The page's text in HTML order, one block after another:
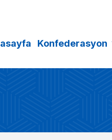
Konfederasyon